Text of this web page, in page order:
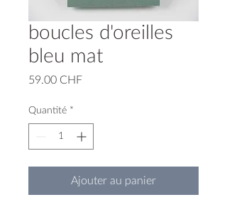
boucles d'oreilles
bleu mat
59.00 CHFPrix
Quantité *
Ajouter au panier